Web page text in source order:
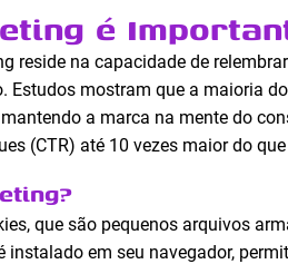
é
reside na capacidade de
Estudos mostram que a maioria
a marca na mente do
(CTR) até 10 vezes maior do
que são pequenos arquivos
instalado em seu navegador,